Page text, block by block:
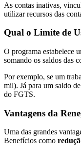
As contas inativas,
utilizar recursos das
Qual o Limite de
O programa estabelece
somando os saldos das
Por exemplo, se um
mil). Já para um saldo
do FGTS.
Vantagens da
Uma das grandes
Benefícios como